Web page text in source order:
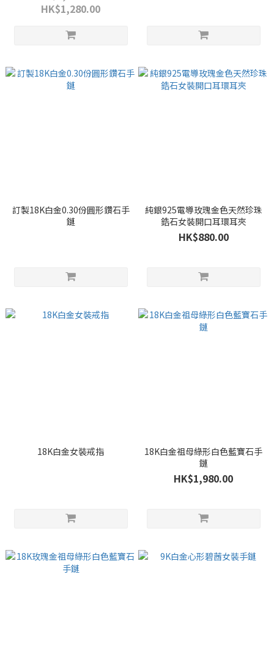
HK$1,280.00
訂製18K白金0.30份圓形鑽石手
鏈
純銀925電導玫瑰金色天然珍珠
鋯石女裝開口耳環耳夾
HK$880.00
18K白金女裝戒指
18K白金祖母綠形白色藍寶石手
鏈
HK$1,980.00